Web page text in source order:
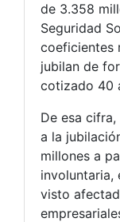
de 3.358
Seguridad
coeficientes
jubilan de
cotizado 40
De esa
a la
millones a
involuntaria,
visto